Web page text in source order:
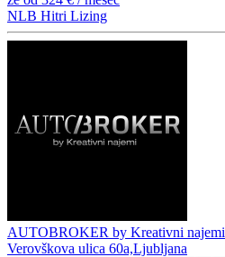
NLB Hitri Lizing
AUTOBROKER by Kreativni najemi
Verovškova ulica 60a,Ljubljana